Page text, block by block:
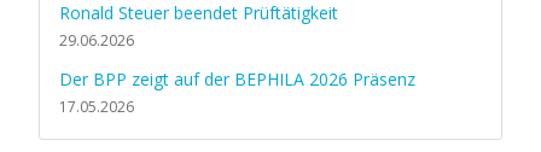
Ronald Steuer beendet Prüftätigkeit
29.06.2026
Der BPP zeigt auf der BEPHILA 2026 Präsenz
17.05.2026